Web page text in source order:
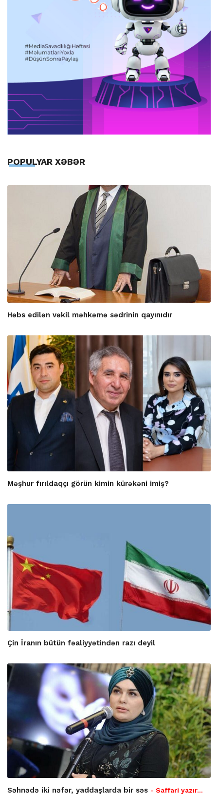
POPULYAR XƏBƏR
Həbs edilən vəkil məhkəmə sədrinin qayınıdır
Məşhur fırıldaqçı görün kimin kürəkəni imiş?
Çin İranın bütün fəaliyyətindən razı deyil
Səhnədə iki nəfər, yaddaşlarda bir səs - Saffari yazır…